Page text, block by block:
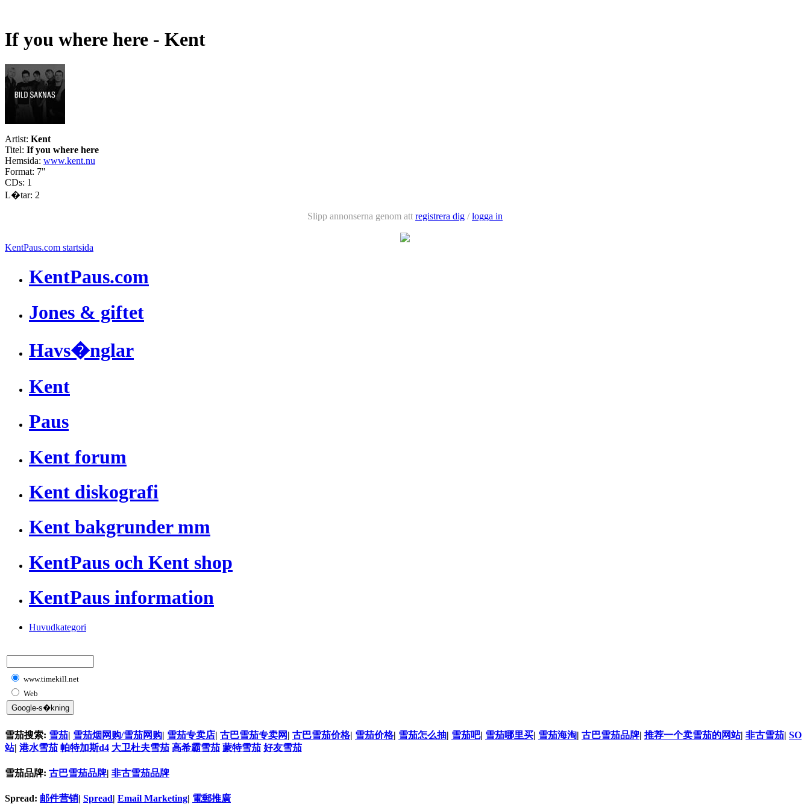
If you where here - Kent
Artist: Kent
Titel: If you where here
Hemsida: www.kent.nu
Format: 7"
CDs: 1
L�tar: 2
Slipp annonserna genom att registrera dig /logga in
KentPaus.com startsida
KentPaus.com
Jones & giftet
Havs�nglar
Kent
Paus
Kent forum
Kent diskografi
Kent bakgrunder mm
KentPaus och Kent shop
KentPaus information
Huvudkategori
www.timekill.net
Web
雪茄搜索: 雪茄| 雪茄烟网购/雪茄网购| 雪茄专卖店| 古巴雪茄专卖网| 古巴雪茄价格| 雪茄价格| 雪茄怎么抽| 雪茄吧| 雪茄哪里买| 雪茄海淘| 古巴雪茄品牌| 推荐一个卖雪茄的网站| 非古雪茄| SO
站| 港水雪茄 帕特加斯d4 大卫杜夫雪茄 高希霸雪茄 蒙特雪茄 好友雪茄
雪茄品牌: 古巴雪茄品牌| 非古雪茄品牌
Spread: 邮件营销 Spread Email Marketing 電郵推廣